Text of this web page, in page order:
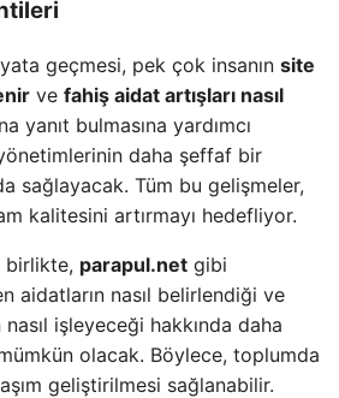
geçmesi, pek çok insanın site
ve fahiş aidat artışları nasıl
yanıt bulmasına yardımcı
daha şeffaf bir
sağlayacak. Tüm bu gelişmeler,
kalitesini artırmayı hedefliyor.
birlikte, parapul.net gibi
aidatların nasıl belirlendiği ve
işleyeceği hakkında daha
olacak. Böylece, toplumda
geliştirilmesi sağlanabilir.